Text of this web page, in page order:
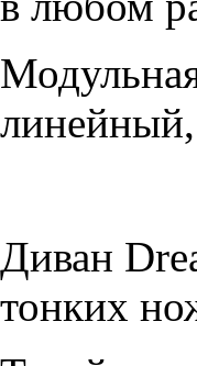
Диван
тонких